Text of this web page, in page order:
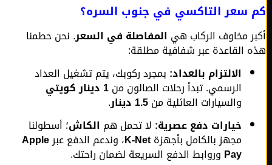
سعر التاكسي في جنوب السره؟
مخاوف الركاب هيالمفاصلة في السعر. نحن حطمنا
القاعدة عبر شفافية مطلقة:
الالتزام بالعداد:بمجرد ركوبك، يتم تشغيل العداد
الرسمي. تبدأ رحلات الصالون من1 دينار كويتي
والسيارات العائلية من1.5 دينار
.
خيارات دفع عصرية:لا تحمل هم الكاش؛ أسطولنا
مجهز بالكامل بأجهزةK-Net، وندعم الدفع عبرApple
وروابط الدفع السريعة لضمان راحتك.